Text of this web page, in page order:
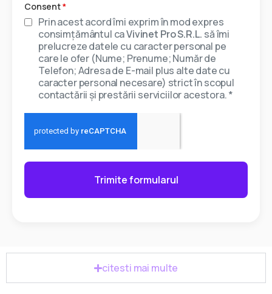
Consent*
Prin acest acord îmi exprim în mod expres
consimțământul caVivinet Pro S.R.L. să îmi
prelucreze datele cu caracter personal pe
care le ofer (Nume; Prenume; Număr de
Telefon; Adresa de E-mail plus alte date cu
caracter personal necesare) strict în scopul
contactării și prestării serviciilor acestora. *
Trimite formularul
citesti mai multe